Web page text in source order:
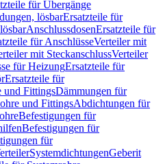
für Übergänge
lösbarErsatzteile für
AnschlussdosenErsatzteile für
für AnschlüsseVerteiler mit
mit SteckanschlussVerteiler
für HeizungErsatzteile für
Ersatzteile für
und FittingsDämmungen für
und FittingsAbdichtungen für
Befestigungen für
Befestigungen für
für
SystemdichtungenGeberit